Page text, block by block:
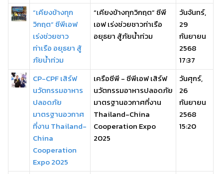
“เคียงข้างทุก
วิกฤต” ซีพีเอฟ
เร่งช่วยชาว
ท่าเรือ อยุธยา สู้
ภัยน้ำท่วม
“เคียงข้างทุกวิกฤต” ซีพี
เอฟ เร่งช่วยชาวท่าเรือ
อยุธยา สู้ภัยน้ำท่วม
วันจันทร์,
29
กันยายน
2568
17:37
CP-CPF เสิร์ฟ
นวัตกรรมอาหาร
ปลอดภัย
มาตรฐานอวกาศ
ที่งาน Thailand-
China
Cooperation
Expo 2025
เครือซีพี - ซีพีเอฟ เสิร์ฟ
นวัตกรรมอาหารปลอดภัย
มาตรฐานอวกาศที่งาน
Thailand-China
Cooperation Expo
2025
วันศุกร์,
26
กันยายน
2568
15:20